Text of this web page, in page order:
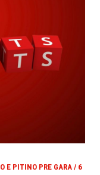
E PITINO PRE GARA / 6